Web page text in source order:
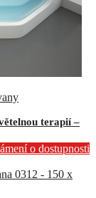
terapií –
o dostupnosti